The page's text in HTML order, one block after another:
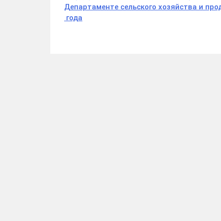
Департаменте сельского хозяйства и
года